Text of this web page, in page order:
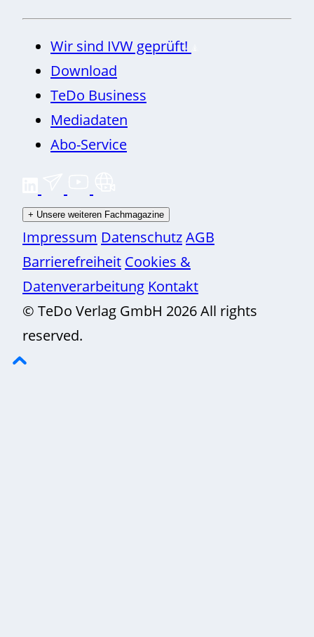
Wir sind IVW geprüft!
Download
TeDo Business
Mediadaten
Abo-Service
+ Unsere weiteren Fachmagazine
Impressum DatenschutzAGB
Barrierefreiheit Cookies &
Datenverarbeitung Kontakt
© TeDo Verlag GmbH 2026 All rights
reserved.